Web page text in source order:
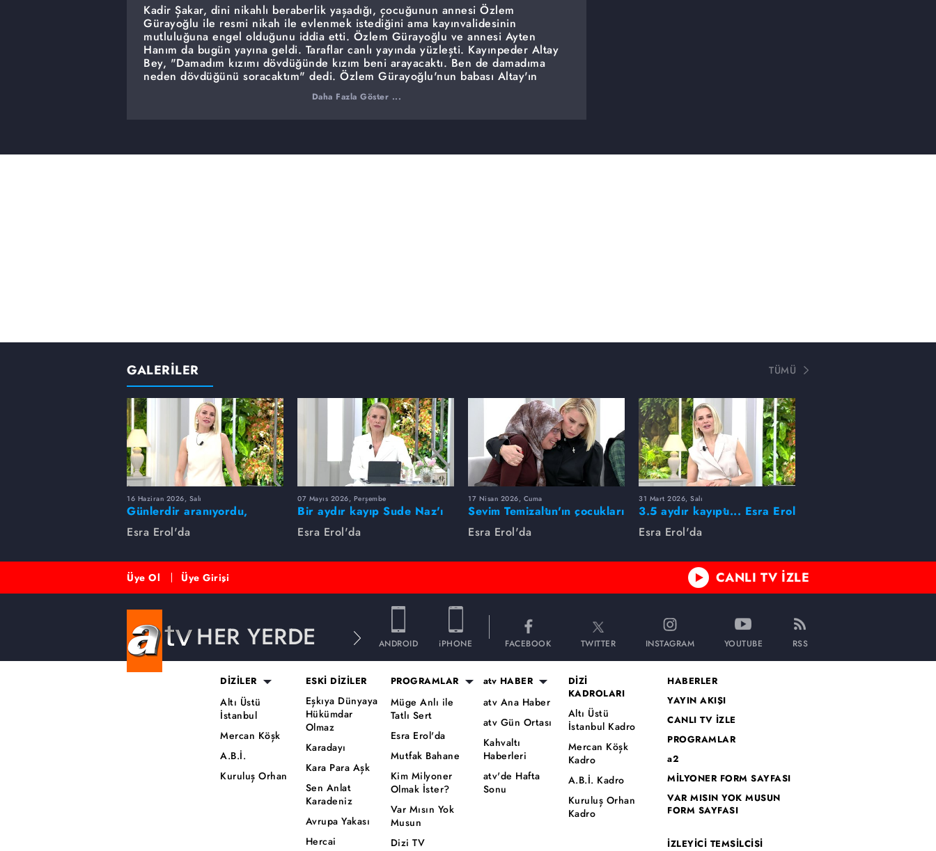
Kadir Şakar, dini nikahlı beraberlik yaşadığı, çocuğunun annesi Özlem
Gürayoğlu ile resmi nikah ile evlenmek istediğini ama kayınvalidesinin
mutluluğuna engel olduğunu iddia etti. Özlem Gürayoğlu ve annesi Ayten
Hanım da bugün yayına geldi. Taraflar canlı yayında yüzleşti. Kayınpeder Altay
Bey, "Damadım kızımı dövdüğünde kızım beni arayacaktı. Ben de damadıma
neden dövdüğünü soracaktım" dedi. Özlem Gürayoğlu'nun babası Altay'ın
sözleri stüdyoda gerginlik yarattı.Daha Fazla Göster ...
GALERİLER TÜMÜ
16 Haziran 2026, Salı
Günlerdir aranıyordu,
dakikalar içinde bulundu!
Esra Erol'da
07 Mayıs 2026, Perşembe
Bir aydır kayıp Sude Naz'ı
Esra Erol buldu
Esra Erol'da
17 Nisan 2026, Cuma
Sevim Temizaltın'ın çocukları
nerede?
Esra Erol'da
31 Mart 2026, Salı
3.5 aydır kayıptı... Esra Erol
buldu!
Esra Erol'da
Üye Ol Üye Girişi CANLI TV İZLE
HER YERDE ANDROID iPHONE FACEBOOK TWITTER INSTAGRAM YOUTUBE RSS
DİZİLER
Altı Üstü
İstanbul
Mercan Köşk
A.B.İ.
Kuruluş Orhan
ESKİ DİZİLER
Eşkıya Dünyaya
Hükümdar
Olmaz
Karadayı
Kara Para Aşk
Sen Anlat
Karadeniz
Avrupa Yakası
Hercai
PROGRAMLAR
Müge Anlı ile
Tatlı Sert
Esra Erol'da
Mutfak Bahane
Kim Milyoner
Olmak İster?
Var Mısın Yok
Musun
Dizi TV
atv HABER
atv Ana Haber
atv Gün Ortası
Kahvaltı
Haberleri
atv'de Hafta
Sonu
DİZİ
KADROLARI
Altı Üstü
İstanbul Kadro
Mercan Köşk
Kadro
A.B.İ. Kadro
Kuruluş Orhan
Kadro
HABERLER
YAYIN AKIŞI
CANLI TV İZLE
PROGRAMLAR
a2
MİLYONER FORM SAYFASI
VAR MISIN YOK MUSUN
FORM SAYFASI
İZLEYİCİ TEMSİLCİSİ